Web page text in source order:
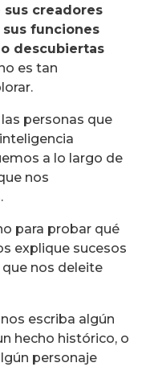
creadores
funciones
descubiertas
es tan
personas que
a lo largo de
nos
para probar qué
explique sucesos
nos deleite
escriba algún
hecho histórico, o
personaje